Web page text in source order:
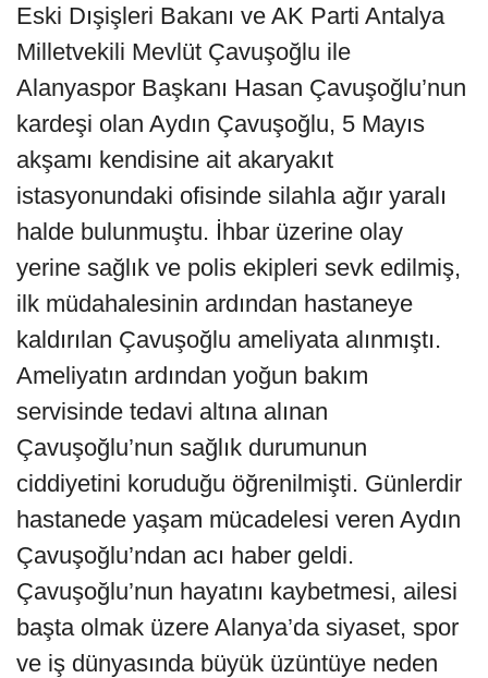
Eski Dışişleri Bakanı ve AK Parti Antalya
Milletvekili Mevlüt Çavuşoğlu ile
Alanyaspor Başkanı Hasan Çavuşoğlu’nun
kardeşi olan Aydın Çavuşoğlu, 5 Mayıs
akşamı kendisine ait akaryakıt
istasyonundaki ofisinde silahla ağır yaralı
halde bulunmuştu. İhbar üzerine olay
yerine sağlık ve polis ekipleri sevk edilmiş,
ilk müdahalesinin ardından hastaneye
kaldırılan Çavuşoğlu ameliyata alınmıştı.
Ameliyatın ardından yoğun bakım
servisinde tedavi altına alınan
Çavuşoğlu’nun sağlık durumunun
ciddiyetini koruduğu öğrenilmişti. Günlerdir
hastanede yaşam mücadelesi veren Aydın
Çavuşoğlu’ndan acı haber geldi.
Çavuşoğlu’nun hayatını kaybetmesi, ailesi
başta olmak üzere Alanya’da siyaset, spor
ve iş dünyasında büyük üzüntüye neden